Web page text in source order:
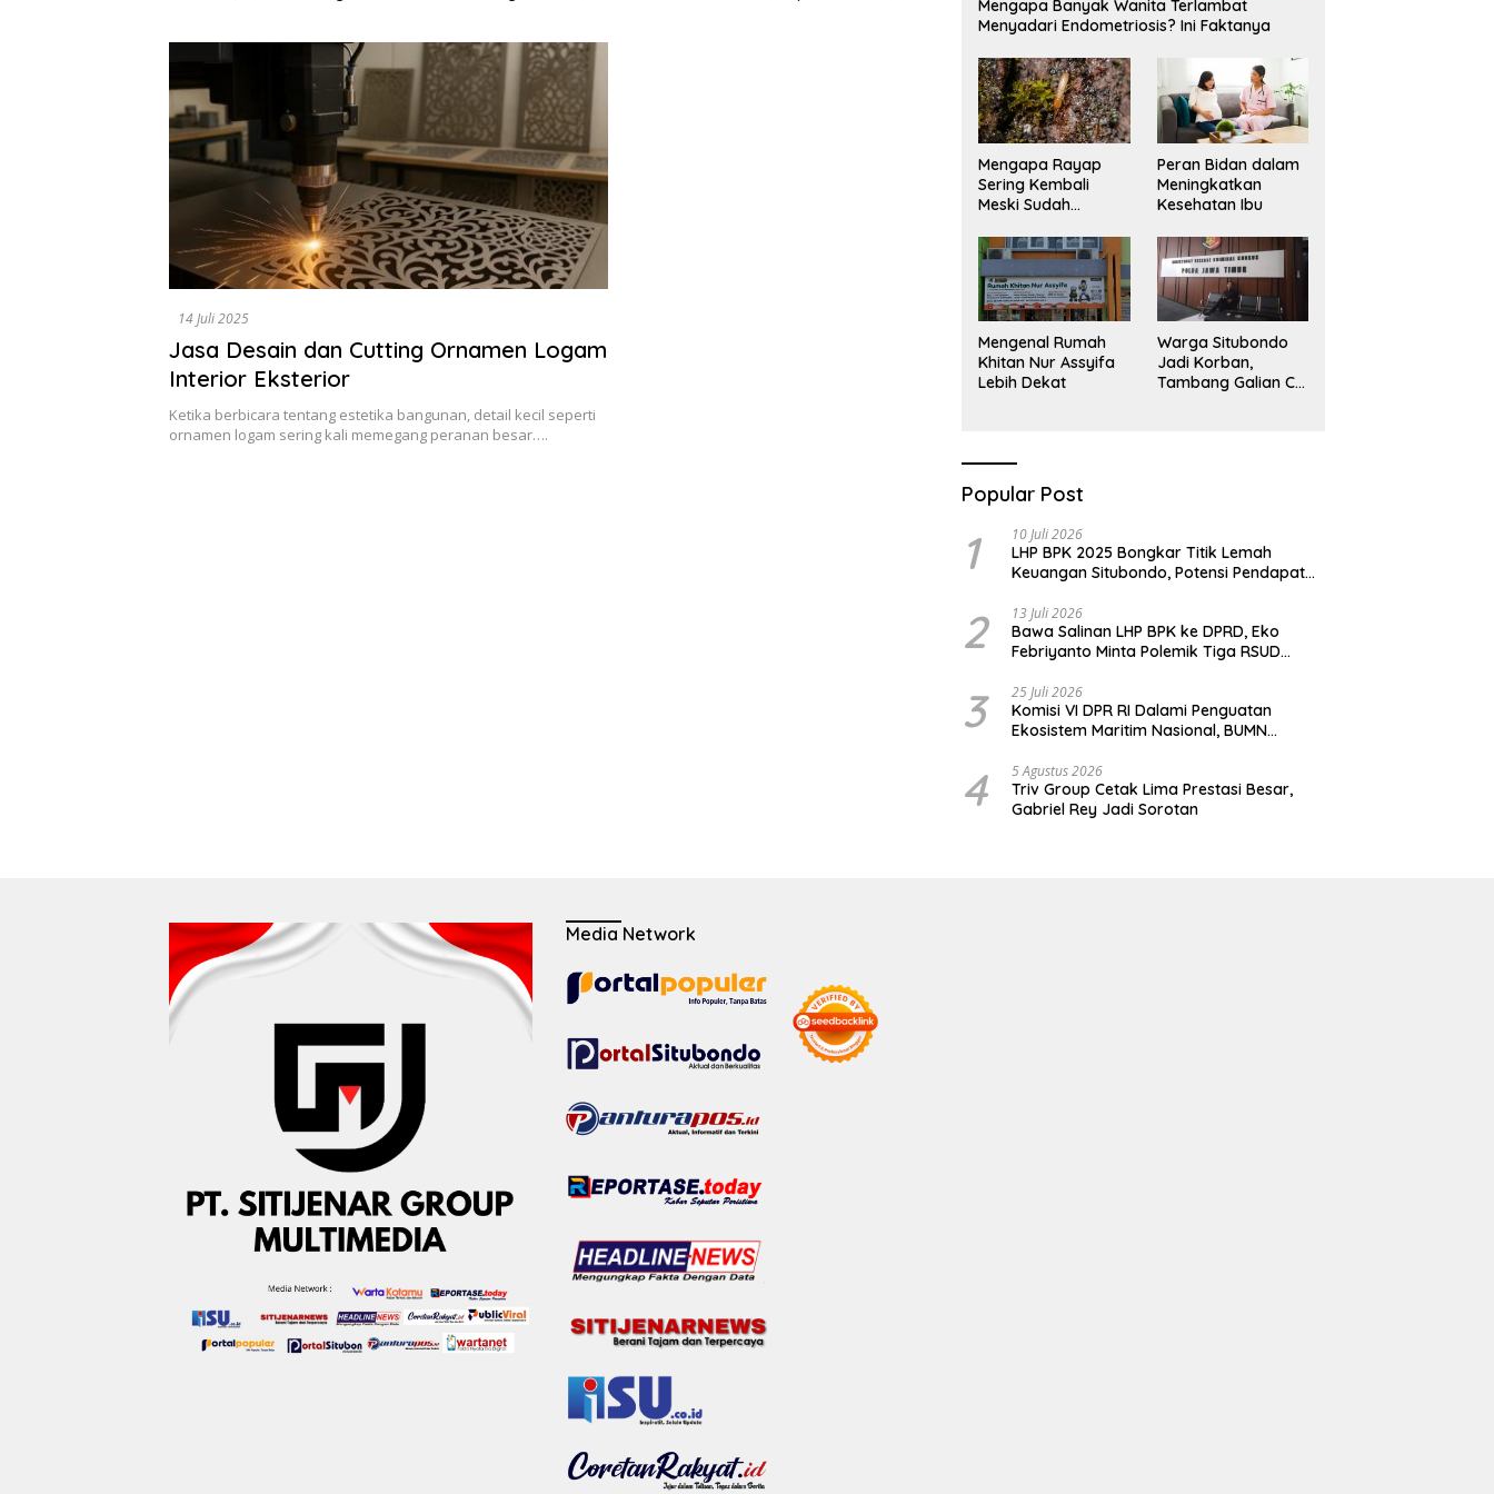
Sekadar Narasi.
14 Juli 2025
Jasa Desain dan Cutting Ornamen Logam
Interior Eksterior
Ketika berbicara tentang estetika bangunan, detail kecil seperti
ornamen logam sering kali memegang peranan besar….
Mengapa Banyak Wanita Terlambat
Menyadari Endometriosis? Ini Faktanya
Mengapa Rayap
Sering Kembali
Meski Sudah
Peran Bidan dalam
Meningkatkan
Kesehatan Ibu
Mengenal Rumah
Khitan Nur Assyifa
Lebih Dekat
Warga Situbondo
Jadi Korban,
Tambang Galian C
Popular Post
1 10 Juli 2026
LHP BPK 2025 Bongkar Titik Lemah
Keuangan Situbondo, Potensi Pendapatan
2 13 Juli 2026
Bawa Salinan LHP BPK ke DPRD, Eko
Febriyanto Minta Polemik Tiga RSUD
Opini
3 25 Juli 2026
Komisi VI DPR RI Dalami Penguatan
Ekosistem Maritim Nasional, BUMN
Surabaya
4 5 Agustus 2026
Triv Group Cetak Lima Prestasi Besar,
Gabriel Rey Jadi Sorotan
Media Network